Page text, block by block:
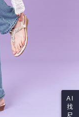
AI
找
尺